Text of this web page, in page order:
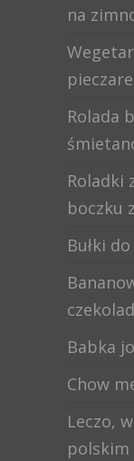
na
Rolada
Roladki
boczku
Bułki
Babka
Chow
Leczo,
polskim